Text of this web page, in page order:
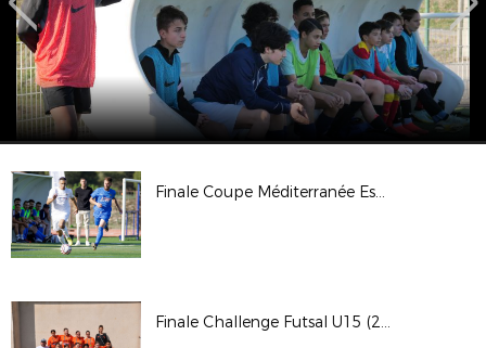
Finale Coupe Méditerranée Esp. Pernes vs Gémenos (3 juin 2023 - Marignane)
Finale Challenge Futsal U15 (27 mai 2023 - Vaison)